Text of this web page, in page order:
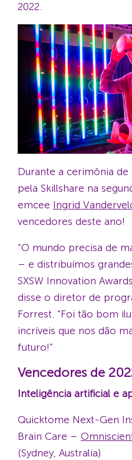
2022.
Durante a cerimônia
pela Skillshare na
emcee Ingrid
vencedores deste ano!
“O mundo precisa de
– e distribuímos
SXSW Innovation
disse o diretor de
Forrest. “Foi tão bom
incríveis que nos dão
futuro!”
Vencedores de
Inteligência artificial e
Quicktome Next-Gen
Brain Care –
(Sydney, Australia)